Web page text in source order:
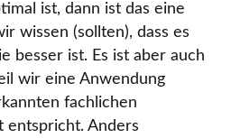
ist, dann ist das eine
wissen (sollten), dass es
besser ist. Es ist aber auch
wir eine Anwendung
fachlichen
entspricht. Anders